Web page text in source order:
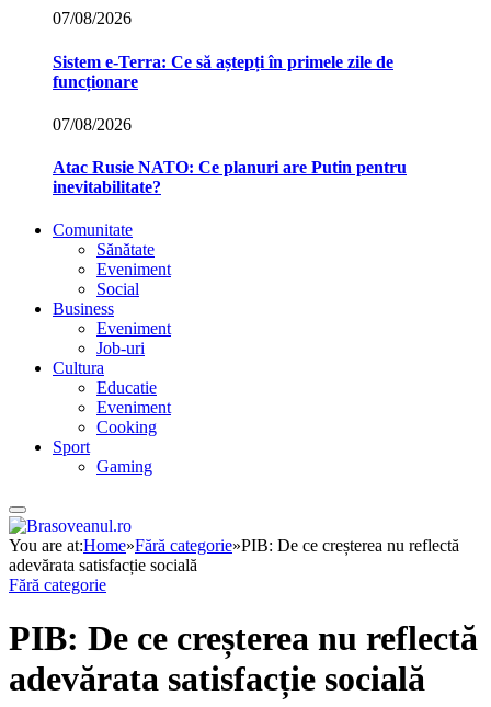
07/08/2026
Sistem e-Terra: Ce să aștepți în primele zile de
funcționare
07/08/2026
Atac Rusie NATO: Ce planuri are Putin pentru
inevitabilitate?
Comunitate
Sănătate
Eveniment
Social
Business
Eveniment
Job-uri
Cultura
Educatie
Eveniment
Cooking
Sport
Gaming
You are at:Home»Fără categorie»PIB: De ce creșterea nu reflectă
adevărata satisfacție socială
Fără categorie
PIB: De ce creșterea nu reflectă
adevărata satisfacție socială